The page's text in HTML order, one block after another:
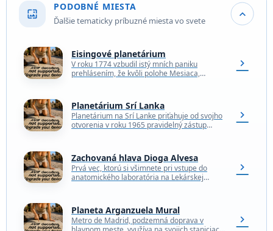
wallpaper
PODOBNÉ MIESTA
Ďalšie tematicky príbuzné miesta vo svete expand_more
Eisingové planetárium
V roku 1774 vzbudil istý mních paniku
prehlásením, že kvôli polohe Mesiaca,
chevron_right
Planetárium Srí Lanka
Planetárium na Srí Lanke priťahuje od svojho
otvorenia v roku 1965 pravidelný zástup
chevron_right
Zachovaná hlava Dioga Alvesa
Prvá vec, ktorú si všimnete pri vstupe do
anatomického laboratória na Lekárskej
chevron_right
Planeta Arganzuela Mural
Metro de Madrid, podzemná doprava v
chevron_right